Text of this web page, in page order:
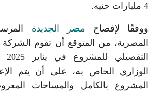
4 مليارات جنيه.
ووفقًا لإفصاح مصر الجديدة
المصرية، من المتوقع أن تقوم الشركة
الوزاري الخاص به، على أن يتم
المشروع بالكامل والمساحات